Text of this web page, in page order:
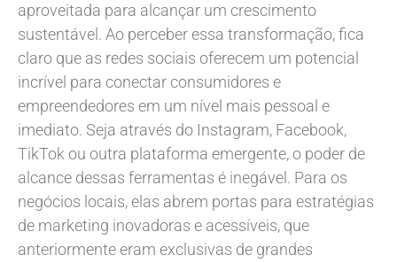
aproveitada para alcançar um crescimento
sustentável. Ao perceber essa transformação, fica
claro que as redes sociais oferecem um potencial
incrível para conectar consumidores e
empreendedores em um nível mais pessoal e
imediato. Seja através do Instagram, Facebook,
TikTok ou outra plataforma emergente, o poder de
alcance dessas ferramentas é inegável. Para os
negócios locais, elas abrem portas para estratégias
de marketing inovadoras e acessíveis, que
anteriormente eram exclusivas de grandes